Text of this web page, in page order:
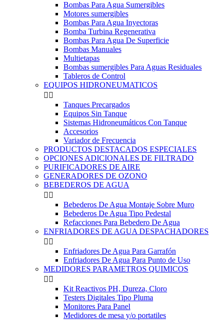
Bombas Para Agua Sumergibles
Motores sumergibles
Bombas Para Agua Inyectoras
Bomba Turbina Regenerativa
Bombas Para Agua De Superficie
Bombas Manuales
Multietapas
Bombas sumergibles Para Aguas Residuales
Tableros de Control
EQUIPOS HIDRONEUMATICOS
 
Tanques Precargados
Equipos Sin Tanque
Sistemas Hidroneumáticos Con Tanque
Accesorios
Variador de Frecuencia
PRODUCTOS DESTACADOS ESPECIALES
OPCIONES ADICIONALES DE FILTRADO
PURIFICADORES DE AIRE
GENERADORES DE OZONO
BEBEDEROS DE AGUA
 
Bebederos De Agua Montaje Sobre Muro
Bebederos De Agua Tipo Pedestal
Refacciones Para Bebedero De Agua
ENFRIADORES DE AGUA DESPACHADORES
 
Enfriadores De Agua Para Garrafón
Enfriadores De Agua Para Punto de Uso
MEDIDORES PARAMETROS QUIMICOS
 
Kit Reactivos PH, Dureza, Cloro
Testers Digitales Tipo Pluma
Monitores Para Panel
Medidores de mesa y/o portatiles